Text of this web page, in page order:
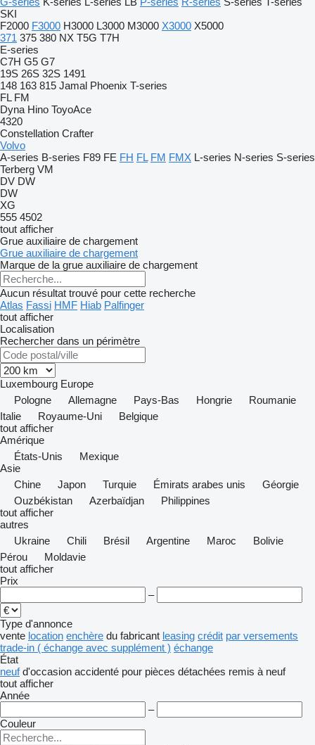
SKI
F2000 F3000 H3000 L3000 M3000 X3000 X5000
371 375 380 NX T5G T7H
E-series
C7H G5 G7
19S 26S 32S 1491
148 163 815 Jamal Phoenix T-series
FL FM
Dyna Hino ToyoAce
4320
Constellation Crafter
Volvo
A-series B-series F89 FE FH FL FM FMX L-series N-series S-series
Terberg VM
DV DW
DW
XG
555 4502
tout afficher
Grue auxiliaire de chargement
Grue auxiliaire de chargement
Marque de la grue auxiliaire de chargement
Aucun résultat trouvé pour cette recherche
Atlas Fassi HMF Hiab Palfinger
tout afficher
Localisation
Rechercher dans un périmètre
Luxembourg Europe
Pologne
Allemagne Pays-Bas Hongrie
Roumanie
Italie
Royaume-Uni
Belgique
tout afficher
Amérique
États-Unis
Mexique
Asie
Chine
Japon Turquie Émirats arabes unis
Géorgie
Ouzbékistan
Azerbaïdjan
Philippines
tout afficher
autres
Ukraine
Chili Brésil Argentine Maroc
Bolivie
Pérou
Moldavie
tout afficher
Prix
–
Type d'annonce
vente location enchère du fabricant leasing crédit par versements
trade-in ( échange avec supplément ) échange
État
neuf d'occasion accidenté pour pièces détachées remis à neuf
tout afficher
Année
–
Couleur